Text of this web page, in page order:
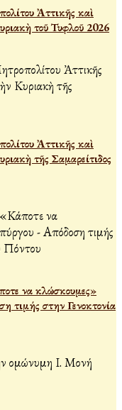
Ἀττικῆς καὶ
τοῦ Τυφλοῦ 2026
Ἀττικῆς καὶ
τῆς Σαμαρείτιδος
να κλώσκουμες»
τιμής στην Γενοκτονία